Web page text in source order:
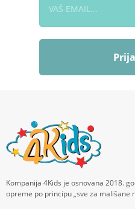
Kompanija 4Kids je osnovana 2018.
opreme po principu „sve za mališane